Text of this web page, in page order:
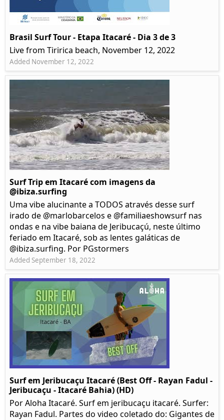
Brasil Surf Tour - Etapa Itacaré - Dia 3 de 3
Live from Tiririca beach, November 12, 2022
Added November 12, 2022
Surf Trip em Itacaré com imagens da
@ibiza.surfing
Uma vibe alucinante a TODOS através desse surf
irado de @marlobarcelos e @familiaeshowsurf nas
ondas e na vibe baiana de Jeribucaçú, neste último
feriado em Itacaré, sob as lentes galáticas de
@ibiza.surfing. Por PGstormers
Added September 18, 2022
Surf em Jeribucaçu Itacaré (Best Off - Rayan Fadul -
Jeribucaçu - Itacaré Bahia) (HD)
Por Aloha Itacaré. Surf em jeribucaçu itacaré. Surfer:
Rayan Fadul. Partes do video coletado do: Gigantes de